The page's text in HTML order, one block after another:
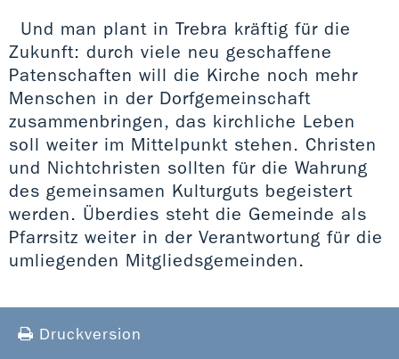
Und man plant in Trebra kräftig für die
Zukunft: durch viele neu geschaffene
Patenschaften will die Kirche noch mehr
Menschen in der Dorfgemeinschaft
zusammenbringen, das kirchliche Leben
soll weiter im Mittelpunkt stehen. Christen
und Nichtchristen sollten für die Wahrung
des gemeinsamen Kulturguts begeistert
werden. Überdies steht die Gemeinde als
Pfarrsitz weiter in der Verantwortung für die
umliegenden Mitgliedsgemeinden.
Druckversion